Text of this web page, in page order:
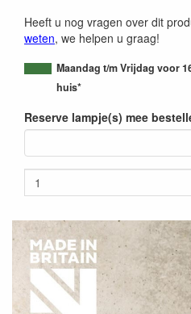
Heeft u nog vragen over dit
weten, we helpen u graag!
Maandag t/m Vrijdag voor
huis*
Reserve lampje(s) mee